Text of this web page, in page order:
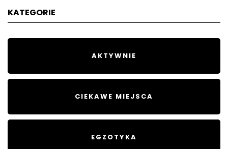
KATEGORIE
AKTYWNIE
CIEKAWE MIEJSCA
EGZOTYKA